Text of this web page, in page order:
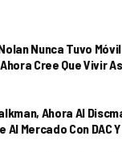
Nunca Tuvo
Cree Que Vivir
Ahora Al
Al Mercado Con DAC